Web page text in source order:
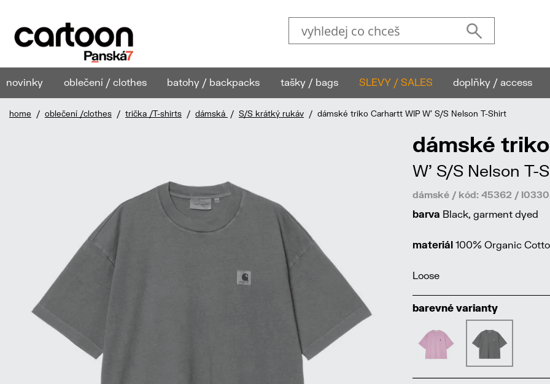
novinky oblečení / clothes batohy / backpacks tašky / bags SLEVY / SALES doplňky / access
home / oblečení /clothes / trička /T-shirts / dámská / S/S krátký rukáv / dámské triko Carhartt WIP W' S/S Nelson T-Shirt
dámské
W' S/S Nelson T-
dámské / kód: 45362 /
barva Black, garment dyed
materiál 100% Organic
Loose
barevné varianty